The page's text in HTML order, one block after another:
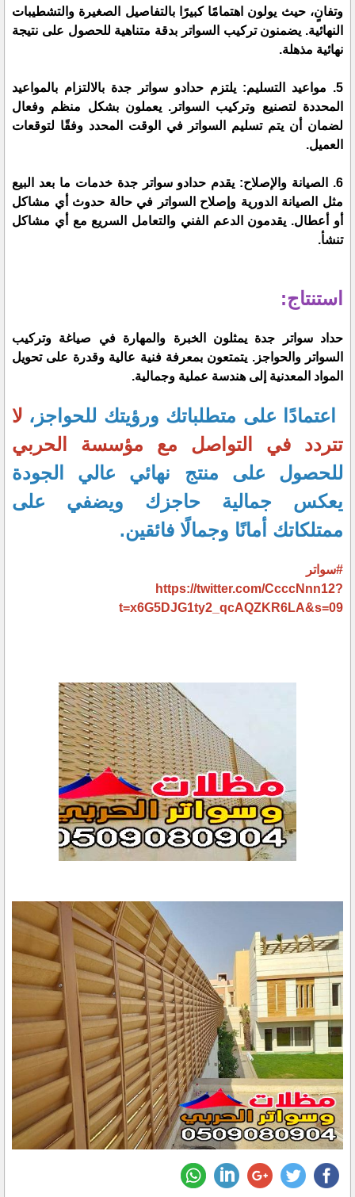
وتفانٍ، حيث يولون اهتمامًا كبيرًا بالتفاصيل الصغيرة والتشطيبات
النهائية. يضمنون تركيب السواتر بدقة متناهية للحصول على نتيجة
نهائية مذهلة.
5. مواعيد التسليم: يلتزم حدادو سواتر جدة بالالتزام بالمواعيد
المحددة لتصنيع وتركيب السواتر. يعملون بشكل منظم وفعال
لضمان أن يتم تسليم السواتر في الوقت المحدد وفقًا لتوقعات
العميل.
6. الصيانة والإصلاح: يقدم حدادو سواتر جدة خدمات ما بعد البيع
مثل الصيانة الدورية وإصلاح السواتر في حالة حدوث أي مشاكل
أو أعطال. يقدمون الدعم الفني والتعامل السريع مع أي مشاكل
تنشأ.
استنتاج:
حداد سواتر جدة يمثلون الخبرة والمهارة في صياغة وتركيب
السواتر والحواجز. يتمتعون بمعرفة فنية عالية وقدرة على تحويل
المواد المعدنية إلى هندسة عملية وجمالية.
اعتمادًا على متطلباتك ورؤيتك للحواجز، لا
تتردد في التواصل مع مؤسسة الحربي
للحصول على منتج نهائي عالي الجودة
يعكس جمالية حاجزك ويضفي على
ممتلكاتك أمانًا وجمالًا فائقين.
#سواتر
https://twitter.com/CcccNnn12?
t=x6G5DJG1ty2_qcAQZKR6LA&s=09